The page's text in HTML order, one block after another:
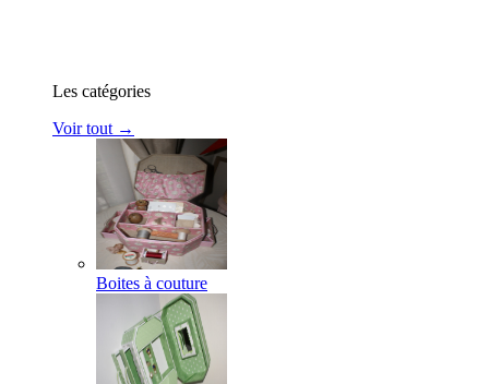
Les catégories
Voir tout →
Boites à couture